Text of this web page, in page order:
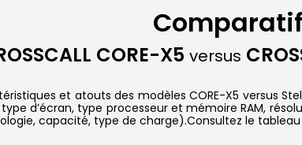
Comparatif
CORE-X5 versus
et atouts des modèles CORE-X5 versus
d’écran, type processeur et mémoire RAM,
capacité, type de charge).Consultez le